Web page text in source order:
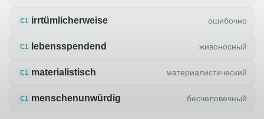
C1 irrtümlicherweise ошибочно
C1 lebensspendend живоносный
C1 materialistisch материалистический
C1 menschenunwürdig бесчеловечный